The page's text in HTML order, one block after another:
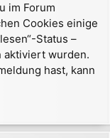
im Forum
Cookies einige
Status –
aktiviert wurden.
hast, kann